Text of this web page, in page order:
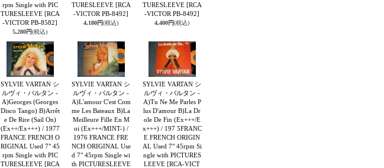
rpm Single with PIC
TURESLEEVE [RCA
-VICTOR PB-8582]
5,280円(税込)
TURESLEEVE [RCA
-VICTOR PB-8492]
4,180円(税込)
TURESLEEVE [RCA
-VICTOR PB-8492]
4,400円(税込)
SYLVIE VARTAN シ
ルヴィ・バルタン -
A)Georges (Georges
Disco Tango) B)Arrêt
e De Rire (Sail On)
(Ex++/Ex+++) / 1977
FRANCE FRENCH O
RIGINAL Used 7" 45
rpm Single with PIC
TURESLEEVE [RCA
SYLVIE VARTAN シ
ルヴィ・バルタン -
A)L'amour C'est Com
me Les Bateaux B)La
Meilleure Fille En M
oi (Ex+++/MINT-) /
1976 FRANCE FRE
NCH ORIGINAL Use
d 7" 45rpm Single wi
th PICTURESLEEVE
SYLVIE VARTAN シ
ルヴィ・バルタン -
A)Tu Ne Me Parles P
lus D'amour B)La Dr
ole De Fin (Ex+++/E
x+++) / 197 5FRANC
E FRENCH ORIGIN
AL Used 7" 45rpm Si
ngle with PICTURES
LEEVE [RCA-VICT